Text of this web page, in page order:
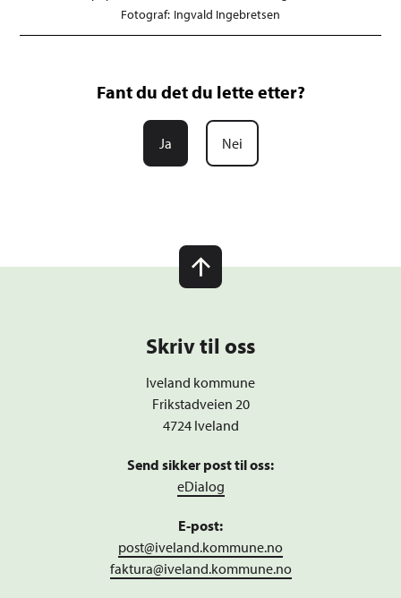
Ingvald Ingebretsen
Fant du det du lette etter?
Ja Nei
Skriv til oss
Iveland kommune
Frikstadveien 20
4724 Iveland
Send sikker post til oss:
eDialog
E-post:
post@iveland.kommune.no
faktura@iveland.kommune.no